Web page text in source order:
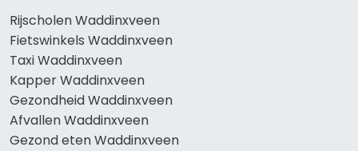
Rijscholen Waddinxveen
Fietswinkels Waddinxveen
Taxi Waddinxveen
Kapper Waddinxveen
Gezondheid Waddinxveen
Afvallen Waddinxveen
Gezond eten Waddinxveen